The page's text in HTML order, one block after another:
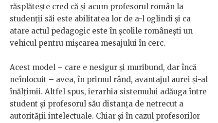
răsplătește cred că și acum profesorul român la
studenții săi este abilitatea lor de a-l oglindi și ca
atare actul pedagogic este în școlile românești un
vehicul pentru mișcarea mesajului în cerc.
Acest model – care e nesigur și muribund, dar încă
neînlocuit – avea, în primul rând, avantajul aurei și-al
înălțimii. Altfel spus, ierarhia sistemului adăuga între
student și profesorul său distanța de netrecut a
autorității intelectuale. Chiar și în cazul profesorilor